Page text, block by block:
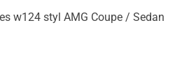
w124 styl AMG Coupe / Sedan